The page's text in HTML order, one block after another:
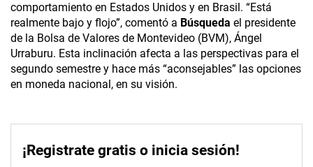
comportamiento en Estados Unidos y en Brasil. “Está
realmente bajo y flojo”, comentó a Búsqueda el presidente
de la Bolsa de Valores de Montevideo (BVM), Ángel
Urraburu. Esta inclinación afecta a las perspectivas para el
segundo semestre y hace más “aconsejables” las opciones
en moneda nacional, en su visión.
¡Registrate gratis o inicia sesión!